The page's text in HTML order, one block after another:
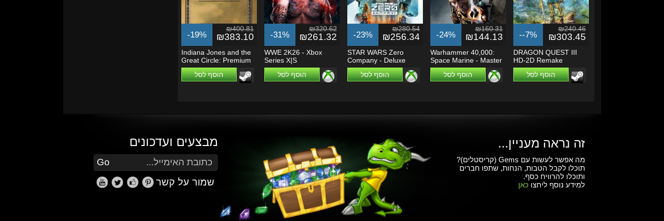
-19%
₪400.81
₪383.10
Indiana Jones and the
Great Circle: Premium
Edition
הוסף לסל
-31%
₪320.62
₪261.32
WWE 2K26 - Xbox
Series X|S
הוסף לסל
-23%
₪280.54
₪256.34
STAR WARS Zero
Company - Deluxe
Edition - Xbox Series...
הוסף לסל
-24%
₪160.31
₪144.13
Warhammer 40,000:
Space Marine - Master
Crafted...
הוסף לסל
--7%
₪240.46
₪303.45
DRAGON QUEST III
HD-2D Remake
הוסף לסל
מבצעים ועדכונים
הזן את כתובת הדוא"ל שלך כדי להירשם לעדכונים ומבצעים
Go
שמור על קשר
זה נראה מעניין...
מה אפשר לעשות עם Gems (קריסטלים)?
תוכלו לקבל הטבות, הנחות, שתפו חברים
ותוכלו להרוויח כסף.
למידע נוסף ליחצו כאן